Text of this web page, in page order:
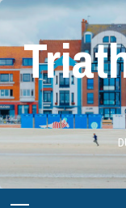
Skip
content